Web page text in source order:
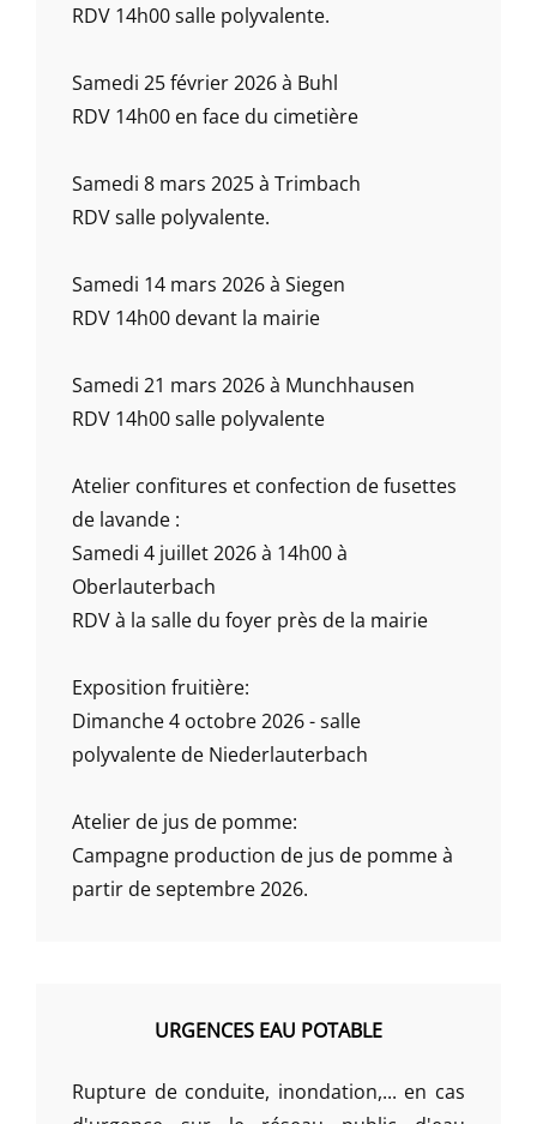
RDV 14h00 salle polyvalente.
Samedi 25 février 2026 à Buhl
RDV 14h00 en face du cimetière
Samedi 8 mars 2025 à Trimbach
RDV salle polyvalente.
Samedi 14 mars 2026 à Siegen
RDV 14h00 devant la mairie
Samedi 21 mars 2026 à Munchhausen
RDV 14h00 salle polyvalente
Atelier confitures et confection de fusettes
de lavande :
Samedi 4 juillet 2026 à 14h00 à
Oberlauterbach
RDV à la salle du foyer près de la mairie
Exposition fruitière:
Dimanche 4 octobre 2026 - salle
polyvalente de Niederlauterbach
Atelier de jus de pomme:
Campagne production de jus de pomme à
partir de septembre 2026.
URGENCES EAU POTABLE
Rupture de conduite, inondation,... en cas